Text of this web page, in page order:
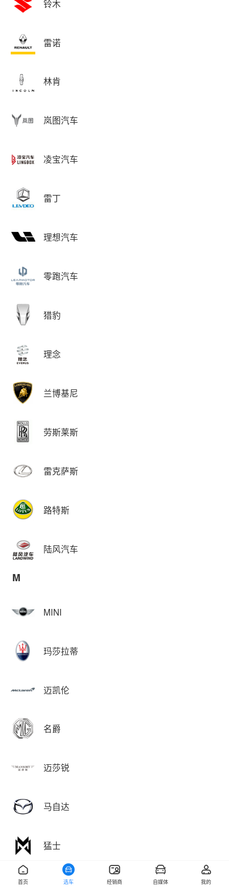
铃木
雷诺
林肯
岚图汽车
凌宝汽车
雷丁
理想汽车
零跑汽车
猎豹
理念
兰博基尼
劳斯莱斯
雷克萨斯
路特斯
陆风汽车
M
MINI
玛莎拉蒂
迈凯伦
名爵
迈莎锐
马自达
猛士
首页 选车 经销商 自媒体 我的